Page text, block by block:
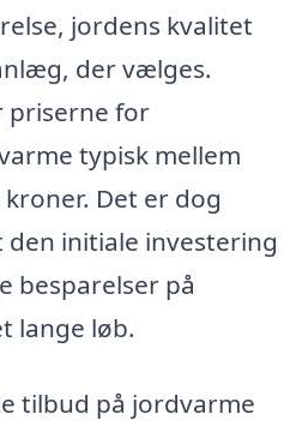
jordens kvalitet
der vælges.
priserne for
typisk mellem
Det er dog
initiale investering
besparelser på
lange løb.
tilbud på jordvarme